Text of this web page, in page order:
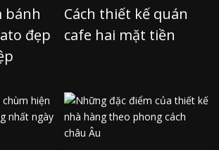
bánh
đẹp
Cách thiết kế quán
cafe hai mặt tiền